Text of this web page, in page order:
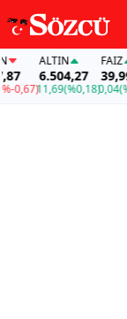
0,67)
ALTIN
6.504,27
11,69(%0,18)
FAİZ
39,99
0,04